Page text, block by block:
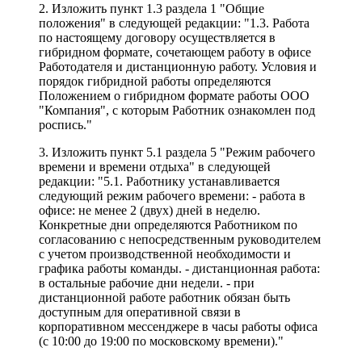
2. Изложить пункт 1.3 раздела 1 "Общие
положения" в следующей редакции: "1.3. Работа
по настоящему договору осуществляется в
гибридном формате, сочетающем работу в офисе
Работодателя и дистанционную работу. Условия и
порядок гибридной работы определяются
Положением о гибридном формате работы ООО
"Компания", с которым Работник ознакомлен под
роспись."
3. Изложить пункт 5.1 раздела 5 "Режим рабочего
времени и времени отдыха" в следующей
редакции: "5.1. Работнику устанавливается
следующий режим рабочего времени: - работа в
офисе: не менее 2 (двух) дней в неделю.
Конкретные дни определяются Работником по
согласованию с непосредственным руководителем
с учетом производственной необходимости и
графика работы команды. - дистанционная работа:
в остальные рабочие дни недели. - при
дистанционной работе работник обязан быть
доступным для оперативной связи в
корпоративном мессенджере в часы работы офиса
(с 10:00 до 19:00 по московскому времени)."